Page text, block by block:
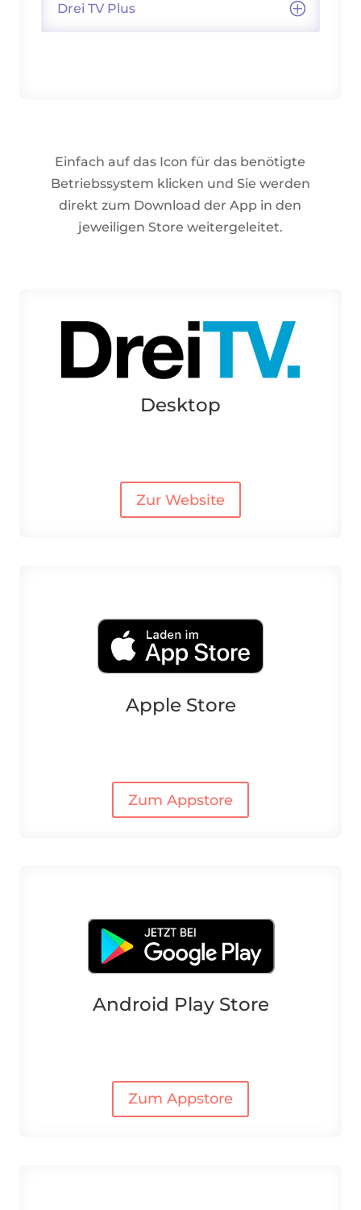
Drei TV Plus
Einfach auf das Icon für das benötigte
Betriebssystem klicken und Sie werden
direkt zum Download der App in den
jeweiligen Store weitergeleitet.
Desktop
Zur Website
Apple Store
Zum Appstore
Android Play Store
Zum Appstore